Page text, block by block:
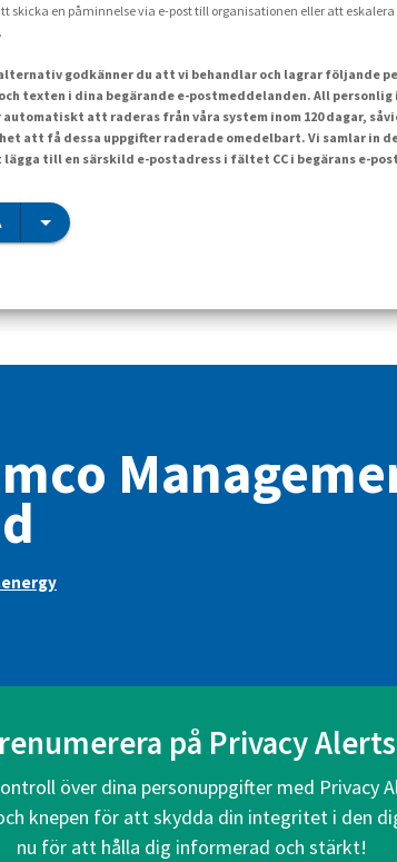
skicka en påminnelse via e-post till organisationen eller att
godkänner du att vi behandlar och lagrar följande
texten i dina begärande e-postmeddelanden. All
automatiskt att raderas från våra system inom 120 dagar,
att få dessa uppgifter raderade omedelbart. Vi samlar in
till en särskild e-postadress i fältet CC i begärans e-
på Privacy
över dina personuppgifter med Privacy
knepen för att skydda din integritet i den
nu för att hålla dig informerad och stärkt!